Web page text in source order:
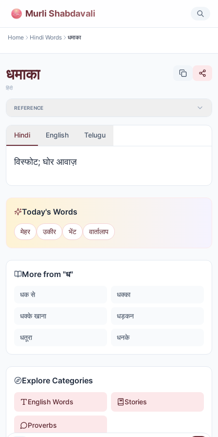
Murli Shabdavali
Home Hindi Words धमाका
धमाका
हिंदी
REFERENCE
Hindi English Telugu
विस्फोट; घोर आवाज़
Today's Words
मेहर उकीर भेंट वार्तालाप
More from "ध"
धक से धक्का
धक्के खाना धड़कन
धतूरा धनके
Explore Categories
English Words Stories
Proverbs